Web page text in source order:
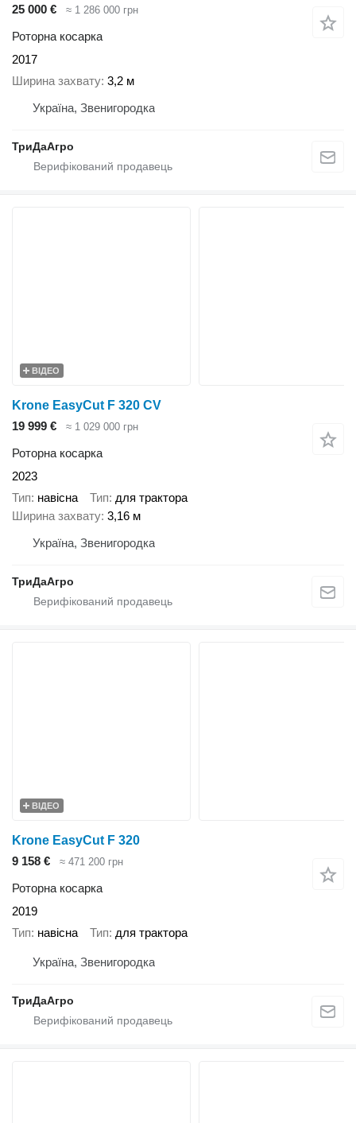
25 000 €
≈ 1 286 000 грн
Роторна косарка
2017
Ширина захвату 3,2 м
Україна, Звенигородка
ТриДаАгро
ВІДЕО
Krone EasyCut F 320 CV
19 999 €
≈ 1 029 000 грн
Роторна косарка
2023
Тип навісна Тип для трактора
Ширина захвату 3,16 м
Україна, Звенигородка
ТриДаАгро
ВІДЕО
Krone EasyCut F 320
9 158 €
≈ 471 200 грн
Роторна косарка
2019
Тип навісна Тип для трактора
Україна, Звенигородка
ТриДаАгро